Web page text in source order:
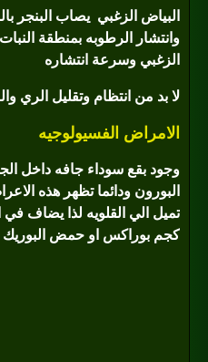
البياض الزغبي يصاب البنجر
وانتشار الرطوبه بمنطقة
الزغبي وسرعة انتشاره
لا بد من انتظام وتقليل الري
الامراض الفسيولوجيه
وجود بقع سوداء جافه داخل
البورون ودائما تظهر هذه
كجم بوراكس او حمض البوريك